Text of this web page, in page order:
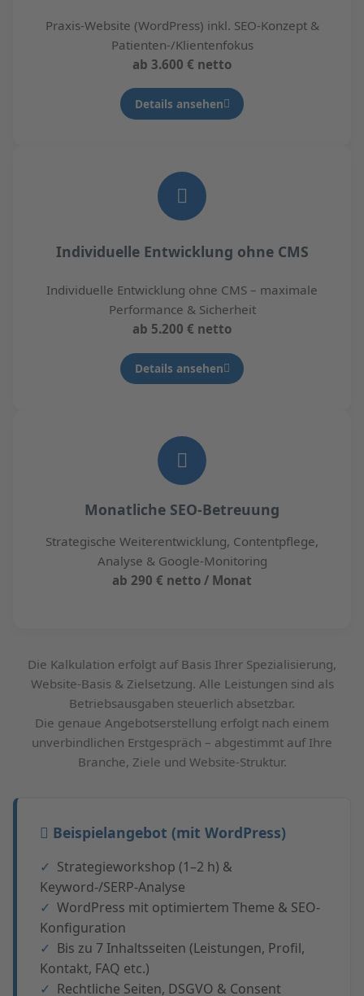
Praxis-Website (WordPress) inkl. SEO-Konzept &
Patienten-/Klientenfokus
ab 3.600 € netto
Details ansehen
Individuelle Entwicklung ohne CMS
Individuelle Entwicklung ohne CMS – maximale
Performance & Sicherheit
ab 5.200 € netto
Details ansehen
Monatliche SEO-Betreuung
Strategische Weiterentwicklung, Contentpflege,
Analyse & Google-Monitoring
ab 290 € netto / Monat
Die Kalkulation erfolgt auf Basis Ihrer Spezialisierung,
Website-Basis & Zielsetzung. Alle Leistungen sind als
Betriebsausgaben steuerlich absetzbar.
Die genaue Angebotserstellung erfolgt nach einem
unverbindlichen Erstgespräch – abgestimmt auf Ihre
Branche, Ziele und Website-Struktur.
Beispielangebot (mit WordPress)
Strategieworkshop (1–2 h) &
Keyword-/SERP-Analyse
WordPress mit optimiertem Theme & SEO-
Konfiguration
Bis zu 7 Inhaltsseiten (Leistungen, Profil,
Kontakt, FAQ etc.)
Rechtliche Seiten, DSGVO & Consent